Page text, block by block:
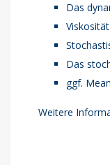
Das
Das
ggf.
Weitere